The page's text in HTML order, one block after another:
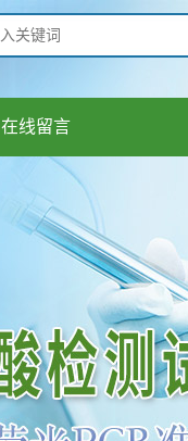
在线留言